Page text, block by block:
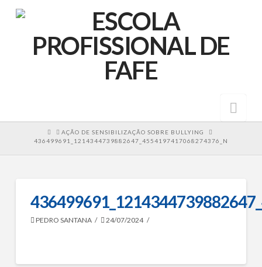
HOME
AÇÃO DE SENSIBILIZAÇÃO SOBRE BULLYING
436499691_1214344739882647_4554197417068274376_N
PEDRO SANTANA 24/07/2024